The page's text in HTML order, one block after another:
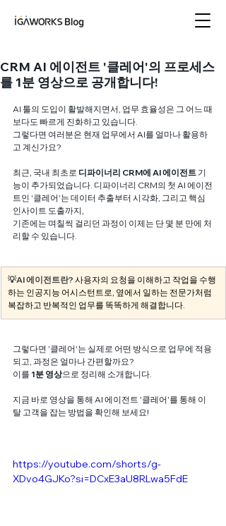
CRM AI 에이전트 '클레어'의 프로세스
를 1분 영상으로 공개합니다!
AI 툴의 도입이 활발해지면서, 업무 효율성은 그 어느 때
보다도 빠르게 진화하고 있습니다.
그렇다면 여러분은 현재 업무에서 AI를 얼마나 활용하
고 계신가요?
최근, 국내 최초로 디파이너리 CRM에 AI 에이전트 기
능이 추가되었습니다. 디파이너리 CRM의 첫 AI 에이전
트인 '클레어'는 데이터 추출부터 시각화, 그리고 핵심
인사이트 도출까지,
기존에는 며칠씩 걸리던 과정이 이제는 단 몇 분 만에 처
리할 수 있습니다.
💡AI 에이전트란? 사용자의 요청을 이해하고 작업을 수행
하는 인공지능 어시스턴트로, 옆에서 일하는 전문가처럼
복잡하고 반복적인 업무를 똑똑하게 해결합니다.
그렇다면 '클레어'는 실제로 어떤 방식으로 업무에 적용
되고, 과정은 얼마나 간편할까요?
이를 1분 영상으로 정리해 소개합니다.
지금 바로 영상을 통해 AI 에이전트 '클레어'를 통해 이
탈 고객을 잡는 방법을 확인해 보세요!
https://youtube.com/shorts/g-
XDvo4GJKo?si=DCxE3aU8RLwa5FdE